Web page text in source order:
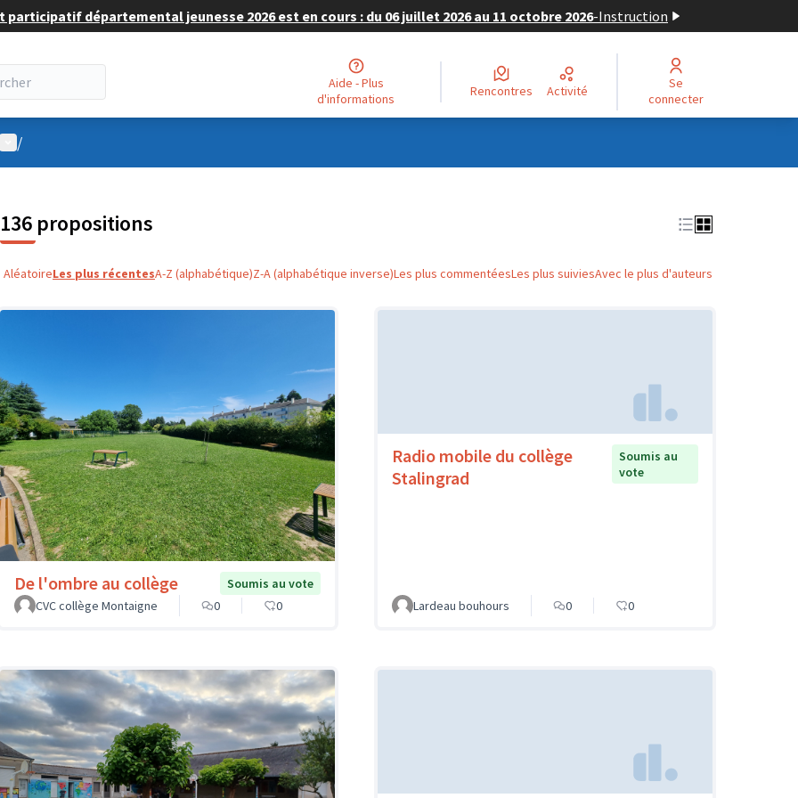
départemental jeunesse 2026 est en cours : du 06 juillet 2026 au 11 octobre 2026-Instruction
Aide - Plus
d'informations
Rencontres Activité
Se
connecter
utilisateur
/
136 propositions
AléatoireLes plus récentesA-Z (alphabétique)Z-A (alphabétique inverse)Les plus commentéesLes plus suiviesAvec le plus d'auteurs
De l'ombre au collège
Soumis au vote
CVC collège Montaigne
0 0
Radio mobile du collège
Stalingrad
Soumis au
vote
Lardeau bouhours 0 0